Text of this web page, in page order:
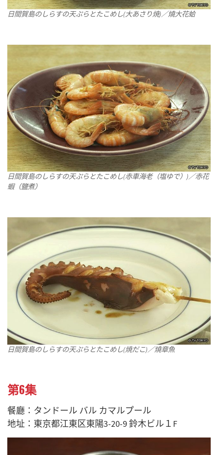
日間賀島のしらすの天ぷらとたこめし(大あさり焼)／燒大花蛤
日間賀島のしらすの天ぷらとたこめし(赤車海老（塩ゆで）)／赤花
蝦（鹽煮）
日間賀島のしらすの天ぷらとたこめし(焼だこ)／燒章魚
第6集
餐廳：タンドール バル カマルプール
地址：東京都江東区東陽3-20-9 鈴木ビル１F